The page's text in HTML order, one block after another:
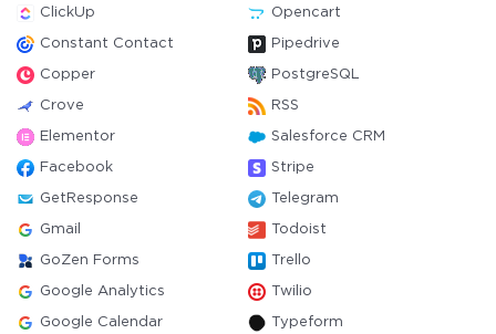
ClickUp Opencart
Constant Contact Pipedrive
Copper PostgreSQL
Crove RSS
Elementor Salesforce CRM
Facebook Stripe
GetResponse Telegram
Gmail Todoist
GoZen Forms Trello
Google Analytics Twilio
Google Calendar Typeform